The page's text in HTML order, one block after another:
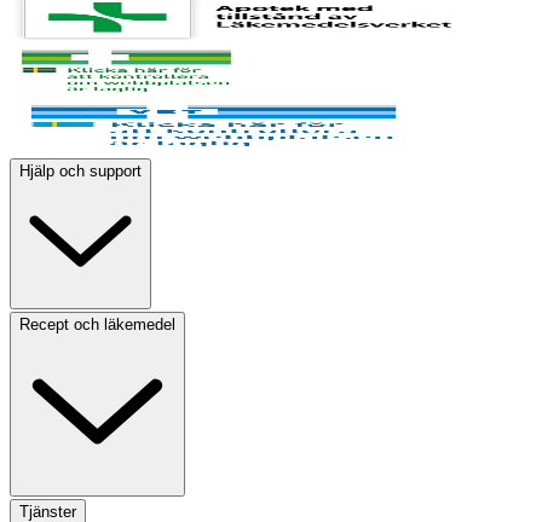
Hjälp och support
Recept och läkemedel
Tjänster